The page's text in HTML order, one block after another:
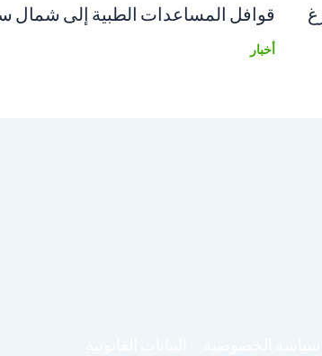
قوافل المساعدات الطبية إلى شمال
أخبار